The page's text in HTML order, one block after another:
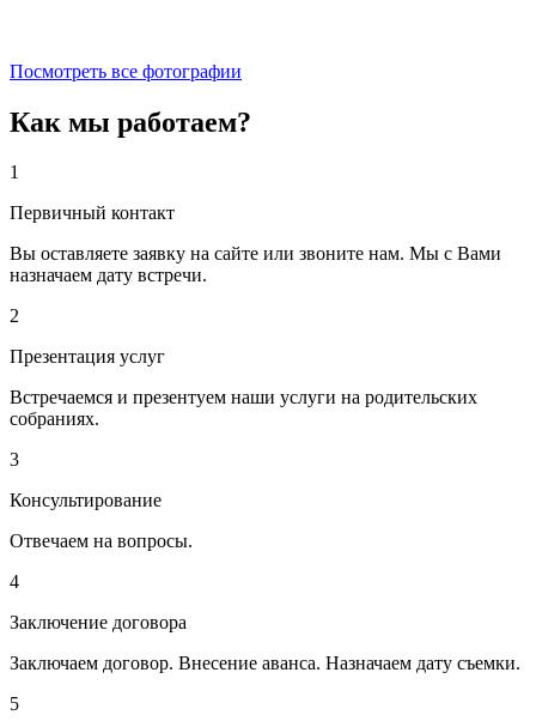
Посмотреть все фотографии
Как мы работаем?
1
Первичный контакт
Вы оставляете заявку на сайте или звоните нам. Мы с Вами
назначаем дату встречи.
2
Презентация услуг
Встречаемся и презентуем наши услуги на родительских
собраниях.
3
Консультирование
Отвечаем на вопросы.
4
Заключение договора
Заключаем договор. Внесение аванса. Назначаем дату съемки.
5